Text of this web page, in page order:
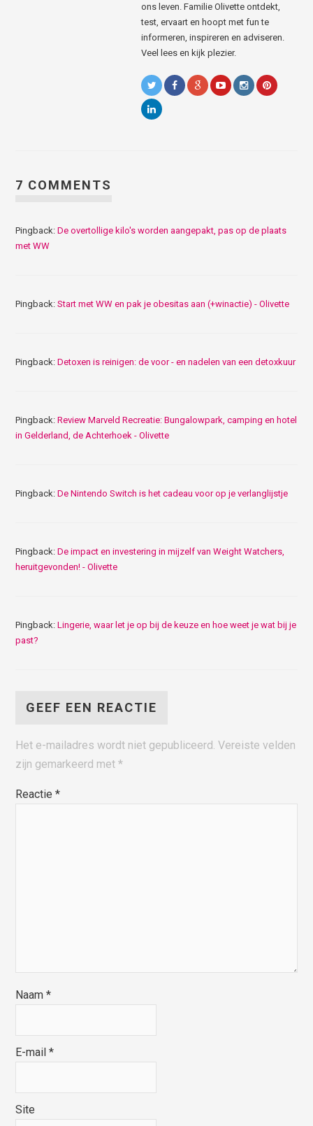
ons leven. Familie Olivette ontdekt,
test, ervaart en hoopt met fun te
informeren, inspireren en adviseren.
Veel lees en kijk plezier.
7 COMMENTS
Pingback:De overtollige kilo's worden aangepakt, pas op de plaats
met WW
Pingback:Start met WW en pak je obesitas aan (+winactie) - Olivette
Pingback:Detoxen is reinigen: de voor - en nadelen van een detoxkuur
Pingback:Review Marveld Recreatie: Bungalowpark, camping en hotel
in Gelderland, de Achterhoek - Olivette
Pingback:De Nintendo Switch is het cadeau voor op je verlanglijstje
Pingback:De impact en investering in mijzelf van Weight Watchers,
heruitgevonden! - Olivette
Pingback:Lingerie, waar let je op bij de keuze en hoe weet je wat bij je
past?
GEEF EEN REACTIE
Het e-mailadres wordt niet gepubliceerd. Vereiste velden
zijn gemarkeerd met*
Reactie*
Naam*
E-mail*
Site